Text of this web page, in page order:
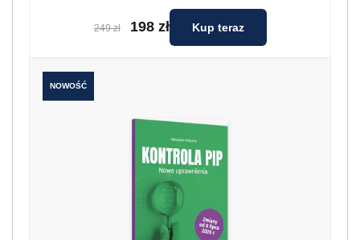
249 zł 198 zł Kup teraz
NOWOŚĆ